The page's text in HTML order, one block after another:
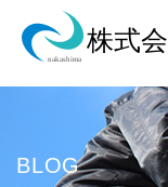
BLOG